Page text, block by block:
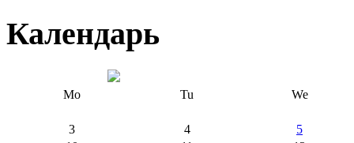
Календарь
Mo Tu We
3 4
5